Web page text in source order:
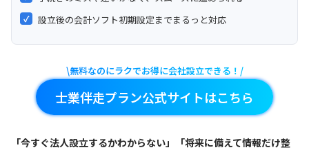
✓ 設立後の会計ソフト初期設定までまるっと対応
\無料なのにラクでお得に会社設立できる！/
士業伴走プラン公式サイトはこちら
「今すぐ法人設立するかわからない」「将来に備えて情報だけ整